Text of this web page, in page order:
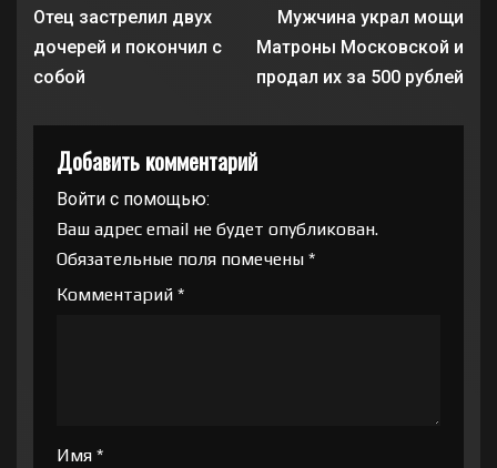
Отец застрелил двух
дочерей и покончил с
собой
Мужчина украл мощи
Матроны Московской и
продал их за 500 рублей
Добавить комментарий
Войти с помощью:
Ваш адрес email не будет опубликован.
Обязательные поля помечены *
Комментарий *
Имя *